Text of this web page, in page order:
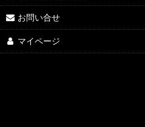
お問い合せ
マイページ